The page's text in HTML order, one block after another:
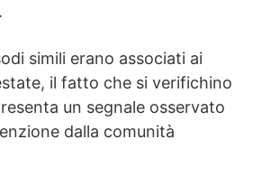
simili erano associati ai
il fatto che si verifichino
un segnale osservato
dalla comunità